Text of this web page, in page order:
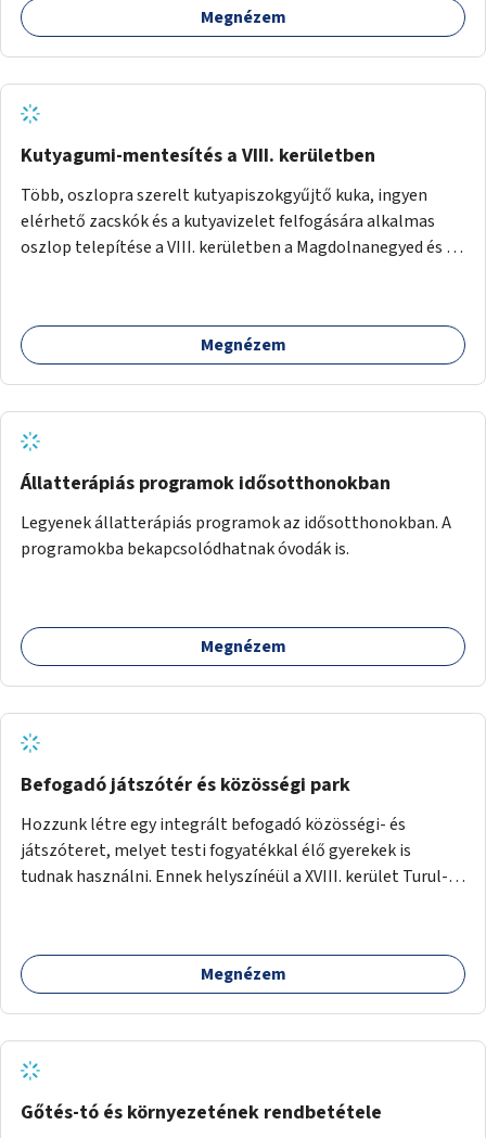
Megnézem
Kutyagumi-mentesítés a VIII. kerületben
Több, oszlopra szerelt kutyapiszokgyűjtő kuka, ingyen
elérhető zacskók és a kutyavizelet felfogására alkalmas
oszlop telepítése a VIII. kerületben a Magdolnanegyed és a
Megnézem
Állatterápiás programok idősotthonokban
Legyenek állatterápiás programok az idősotthonokban. A
programokba bekapcsolódhatnak óvodák is.
Megnézem
Befogadó játszótér és közösségi park
Hozzunk létre egy integrált befogadó közösségi- és
játszóteret, melyet testi fogyatékkal élő gyerekek is
tudnak használni. Ennek helyszínéül a XVIII. kerület Turul-
játszótér kialakítására.
Megnézem
Gőtés-tó és környezetének rendbetétele